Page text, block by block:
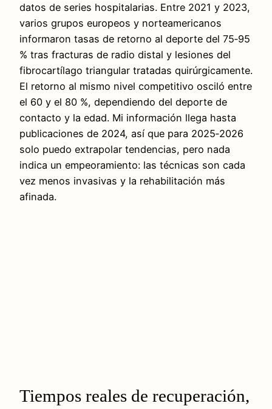
datos de series hospitalarias. Entre 2021 y 2023,
varios grupos europeos y norteamericanos
informaron tasas de retorno al deporte del 75‑95
% tras fracturas de radio distal y lesiones del
fibrocartílago triangular tratadas quirúrgicamente.
El retorno al mismo nivel competitivo osciló entre
el 60 y el 80 %, dependiendo del deporte de
contacto y la edad. Mi información llega hasta
publicaciones de 2024, así que para 2025‑2026
solo puedo extrapolar tendencias, pero nada
indica un empeoramiento: las técnicas son cada
vez menos invasivas y la rehabilitación más
afinada.
Tiempos reales de recuperación,